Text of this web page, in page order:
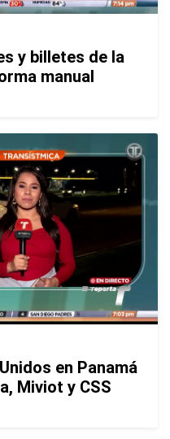
y billetes de la
manual
en Panamá
Miviot y CSS